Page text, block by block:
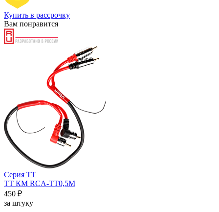
Купить в рассрочку
Вам понравится
Серия ТТ
ТТ КМ RCA-ТТ0,5М
450 ₽
за штуку